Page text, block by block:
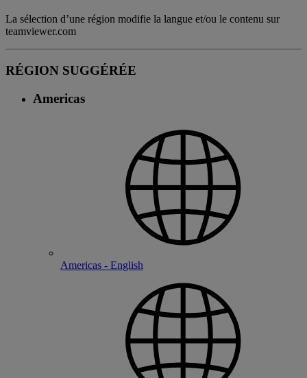
La sélection d’une région modifie la langue et/ou le contenu sur
teamviewer.com
RÉGION SUGGÉRÉE
Americas
Americas - English